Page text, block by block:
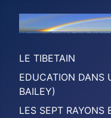
LE TIBETAIN
EDUCATION DANS
BAILEY)
LES SEPT